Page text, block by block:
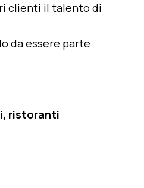
clienti il talento di
da essere parte
ristoranti